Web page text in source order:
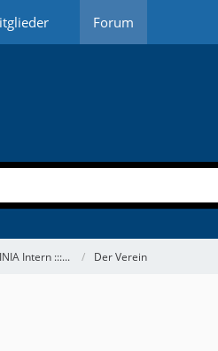
Forum
Intern :::... Der Verein